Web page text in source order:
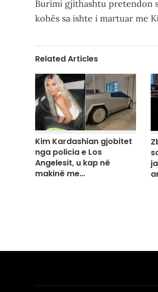
Burimi gjithashtu pretendon
kohës sa ishte i martuar me
Related Articles
Kim Kardashian gjobitet
nga policia e Los
Angelesit, u kap në
makinë me…